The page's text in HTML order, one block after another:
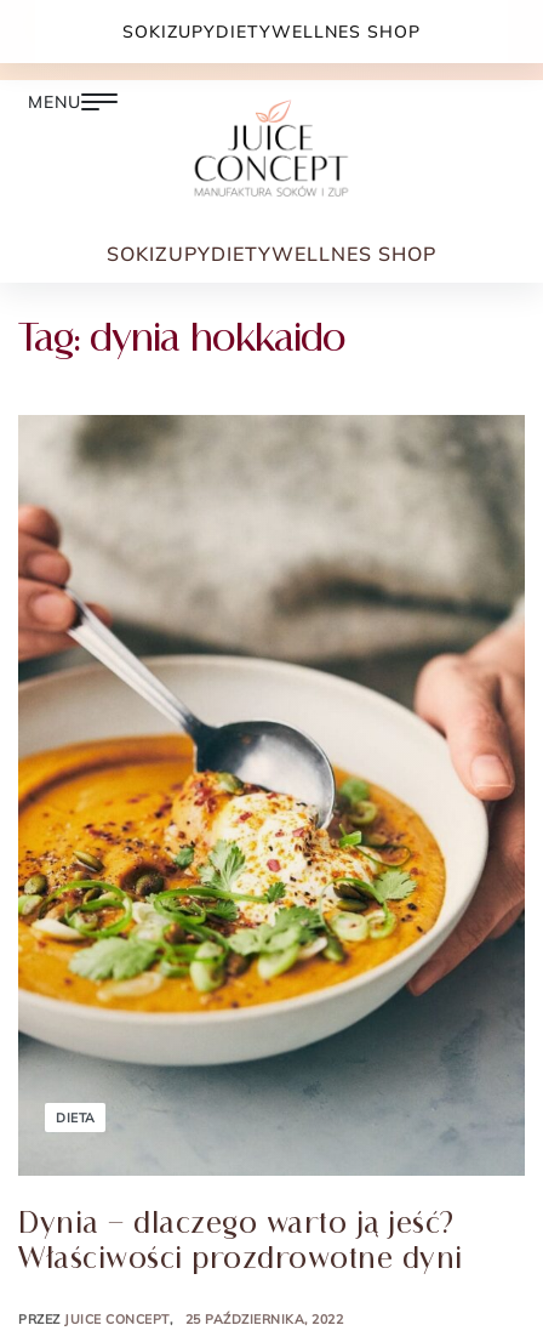
DARMOWA DOSTAWA PRZY ZAMÓWIENIU JUŻ OD
SOKIZUPYDIETYWELLNES SHOP
Tag: dynia hokkaido
DIETA
Dynia – dlaczego warto ją jeść?
Właściwości prozdrowotne dyni
PRZEZ JUICE CONCEPT 25 PAŹDZIERNIKA, 2022
SOKIZUPYDIETYWELLNES SHOP